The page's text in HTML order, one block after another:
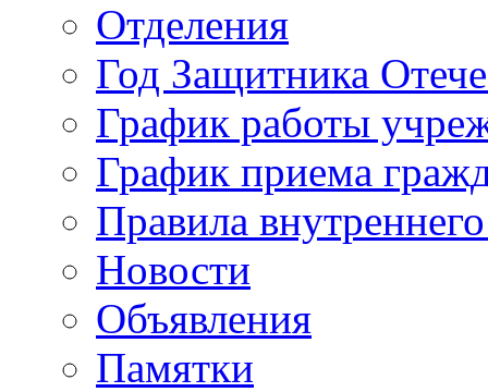
Отделения
Год Защитника
График работы
График приема
Правила
Новости
Объявления
Памятки